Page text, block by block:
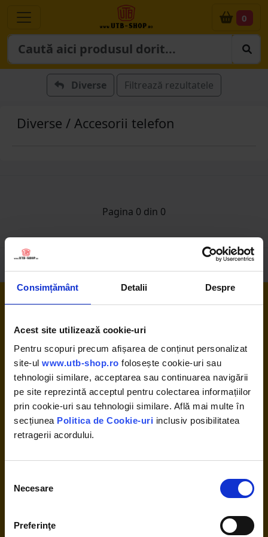
Consimțământ Detalii Despre
Acest site utilizează cookie-uri
Pentru scopuri precum afișarea de conținut personalizat
site-ul www.utb-shop.ro folosește cookie-uri sau
tehnologii similare, acceptarea sau continuarea navigării
pe site reprezintă acceptul pentru colectarea informațiilor
prin cookie-uri sau tehnologii similare. Află mai multe în
secțiunea Politica de Cookie-uri inclusiv posibilitatea
retragerii acordului.
consimțământului
Necesare
Preferinţe
0
Diverse Filtrează rezultatele
Diverse / Accesorii telefon
Pagina 0 din 0
0376 448 148
Contact
Despre noi
Termeni și condiții
Politica de confidențialitate
Politica cookie
Modalități de plată
Plata cu cardul în rate fără dobândă